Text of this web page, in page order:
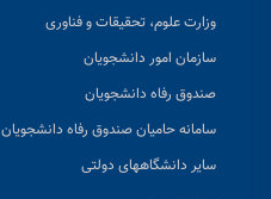
وزارت علوم، تحقیقات و فناوری
سازمان امور دانشجویان
صندوق رفاه دانشجویان
سامانه حامیان صندوق رفاه دانشجویان
سایر دانشگاههای دولتی